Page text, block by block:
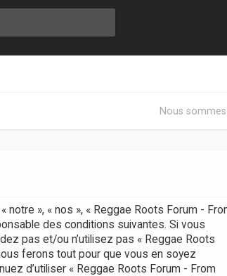
Nous
», « nos », « Reggae Roots Forum -
des conditions suivantes. Si vous
pas et/ou n’utilisez pas « Reggae Roots
ferons tout pour que vous en soyez
d’utiliser « Reggae Roots Forum - From